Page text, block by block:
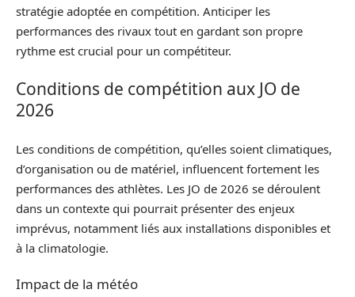
stratégie adoptée en compétition. Anticiper les
performances des rivaux tout en gardant son propre
rythme est crucial pour un compétiteur.
Conditions de compétition aux JO de
2026
Les conditions de compétition, qu’elles soient climatiques,
d’organisation ou de matériel, influencent fortement les
performances des athlètes. Les JO de 2026 se déroulent
dans un contexte qui pourrait présenter des enjeux
imprévus, notamment liés aux installations disponibles et
à la climatologie.
Impact de la météo